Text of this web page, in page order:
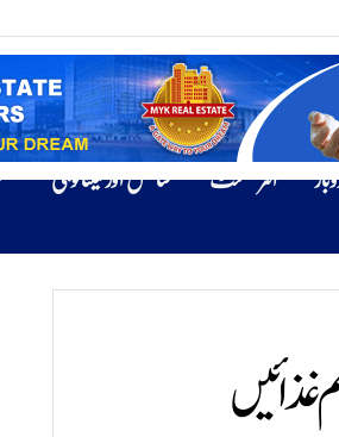
انٹرٹینمنٹ سائنس اور ٹیکنالوجی
غذائیں